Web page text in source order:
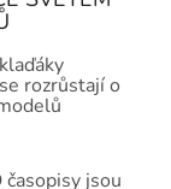
rozrůstají o
časopisy jsou